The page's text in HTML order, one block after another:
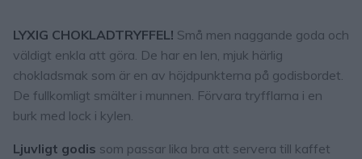
LYXIG CHOKLADTRYFFEL! Små men naggande goda och
väldigt enkla att göra. De har en len, mjuk härlig
chokladsmak som är en av höjdpunkterna på godisbordet.
De fullkomligt smälter i munnen. Förvara tryfflarna i en
burk med lock i kylen.
Ljuvligt godis som passar lika bra att servera till kaffet